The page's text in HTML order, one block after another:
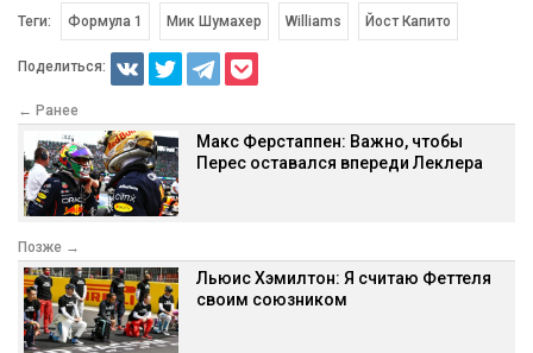
Теги: Формула 1 Мик Шумахер Williams Йост Капито
Поделиться:
← Ранее
Макс Ферстаппен: Важно, чтобы
Перес оставался впереди Леклера
Позже →
Льюис Хэмилтон: Я считаю Феттеля
своим союзником